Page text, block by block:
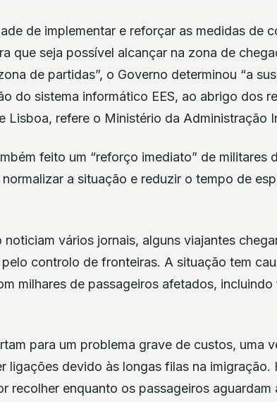
de implementar e reforçar as medidas de
que seja possível alcançar na zona de
de partidas”, o Governo determinou “a
do sistema informático EES, ao abrigo dos
Lisboa, refere o Ministério da Administração
feito um “reforço imediato” de militares
a situação e reduzir o tempo de
vários jornais, alguns viajantes
controlo de fronteiras. A situação tem
milhares de passageiros afetados, incluindo
para um problema grave de custos, uma
ligações devido às longas filas na imigração.
recolher enquanto os passageiros aguardam